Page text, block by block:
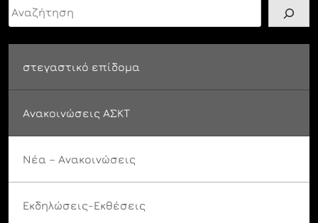
Αναζήτηση
στεγαστικό επίδομα
Ανακοινώσεις ΑΣΚΤ
Νέα – Ανακοινώσεις
Εκδηλώσεις-Εκθέσεις